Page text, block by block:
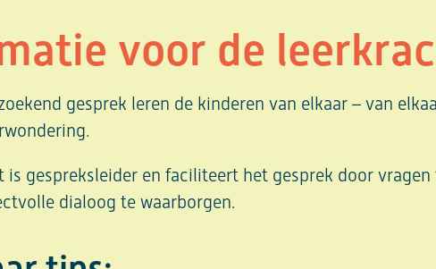
voor de
gesprek leren de kinderen van elkaar – van
is gespreksleider en faciliteert het gesprek door
dialoog te waarborgen.